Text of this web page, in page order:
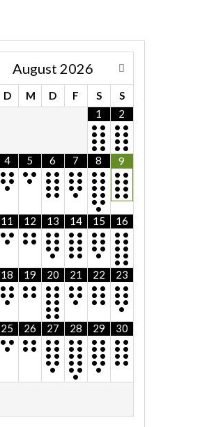
August 2026
D M D F S
S
1
• •
• •
• •
• •
2
• •
• •
• •
• •
4
• •
• •
•
5
• •
•
6
• •
• •
• •
• •
7
• •
• •
• •
•
8
• •
• •
• •
• •
• •
•
9
• •
• •
• •
• •
11
• •
•
12
• •
• •
13
• •
• •
• •
•
14
• •
• •
• •
• •
15
• •
• •
• •
•
16
• •
• •
• •
• •
• •
18
• •
• •
•
19
• •
• •
20
• •
• •
• •
• •
• •
21
• •
• •
•
22
• •
• •
• •
23
• •
• •
• •
•
25
• •
•
26
• •
• •
27
• •
• •
• •
• •
•
28
• •
• •
• •
• •
• •
•
29
• •
• •
• •
• •
•
30
• •
• •
• •
• •